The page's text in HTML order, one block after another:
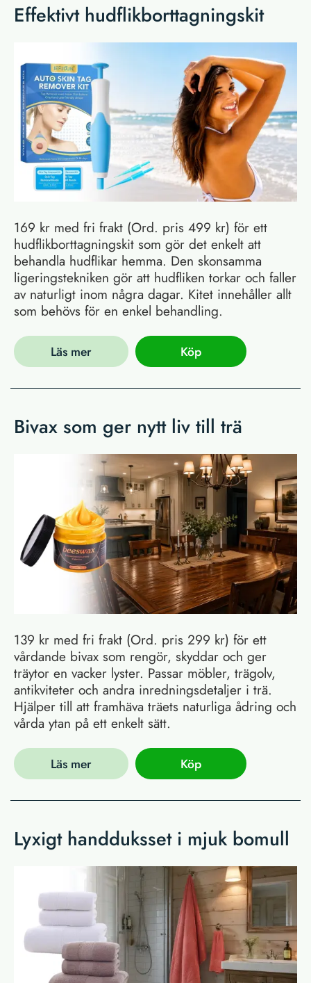
Effektivt hudflikborttagningskit
169 kr med fri frakt (Ord. pris 499 kr) för ett
hudflikborttagningskit som gör det enkelt att
behandla hudflikar hemma. Den skonsamma
ligeringstekniken gör att hudfliken torkar och faller
av naturligt inom några dagar. Kitet innehåller allt
som behövs för en enkel behandling.
Läs mer Köp
Bivax som ger nytt liv till trä
139 kr med fri frakt (Ord. pris 299 kr) för ett
vårdande bivax som rengör, skyddar och ger
träytor en vacker lyster. Passar möbler, trägolv,
antikviteter och andra inredningsdetaljer i trä.
Hjälper till att framhäva träets naturliga ådring och
vårda ytan på ett enkelt sätt.
Läs mer Köp
Lyxigt handduksset i mjuk bomull